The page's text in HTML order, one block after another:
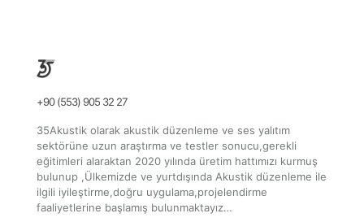
+90 (553) 905 32 27
35Akustik olarak akustik düzenleme ve ses yalıtım
sektörüne uzun araştırma ve testler sonucu,gerekli
eğitimleri alaraktan 2020 yılında üretim hattımızı kurmuş
bulunup ,Ülkemizde ve yurtdışında Akustik düzenleme ile
ilgili iyileştirme,doğru uygulama,projelendirme
faaliyetlerine başlamış bulunmaktayız…